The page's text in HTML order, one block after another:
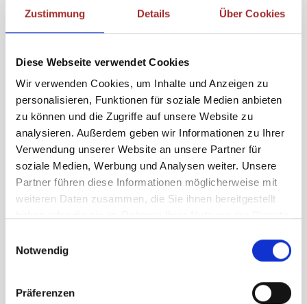
Zustimmung Details Über Cookies
Diese Webseite verwendet Cookies
Wir verwenden Cookies, um Inhalte und Anzeigen zu
personalisieren, Funktionen für soziale Medien anbieten
zu können und die Zugriffe auf unsere Website zu
analysieren. Außerdem geben wir Informationen zu Ihrer
Verwendung unserer Website an unsere Partner für
soziale Medien, Werbung und Analysen weiter. Unsere
Partner führen diese Informationen möglicherweise mit
weiteren Daten zusammen, die Sie ihnen bereitgestellt
Notwendig
Präferenzen